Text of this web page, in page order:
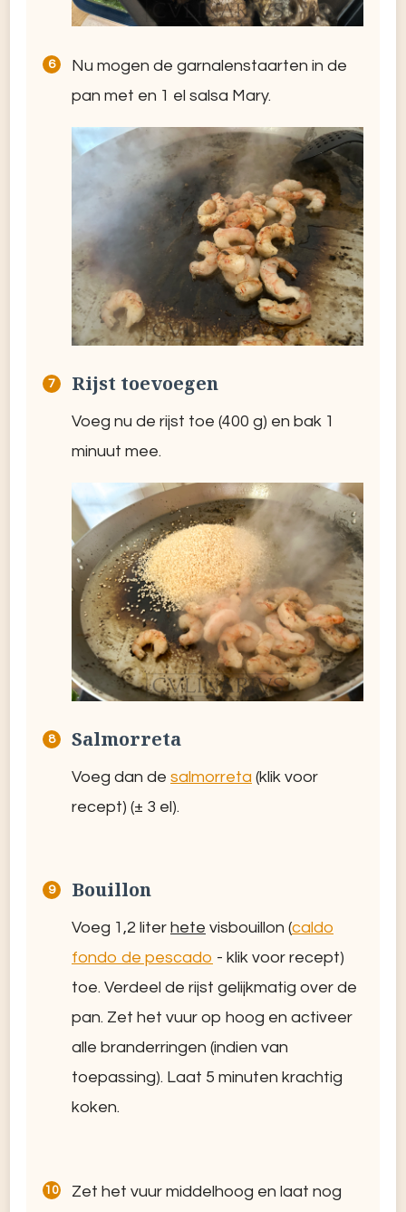
Nu mogen de garnalenstaarten in de
pan met en 1 el salsa Mary.
Rijst toevoegen
Voeg nu de rijst toe (400 g) en bak 1
minuut mee.
Salmorreta
Voeg dan de salmorreta (klik voor
recept) (± 3 el).
Bouillon
Voeg 1,2 liter hete visbouillon (caldo
fondo de pescado - klik voor recept)
toe. Verdeel de rijst gelijkmatig over de
pan. Zet het vuur op hoog en activeer
alle branderringen (indien van
toepassing). Laat 5 minuten krachtig
koken.
Zet het vuur middelhoog en laat nog